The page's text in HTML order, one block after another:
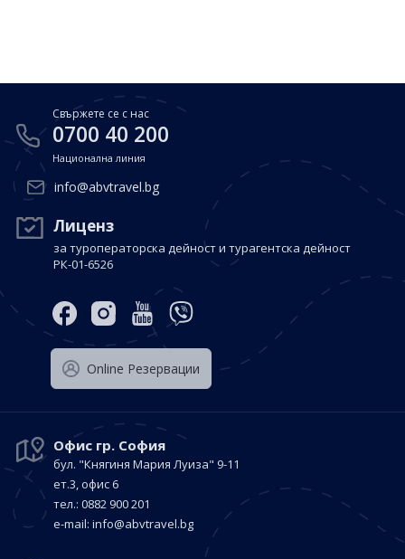
Почивки в Италия
Почивки в Доминиканска република
Почивки в Дубай
Почивка в Мексико
Политика за поверителност
Контакти
Вход за агенти
Свържете се с нас
0700 40 200
Свържете се с нас
0700 40 200
Национална линия
info@abvtravel.bg
Лиценз
за туроператорска дейност и турагентска дейност
РК-01-6526
Оnline Резервации
Офис гр. София
бул. "Княгиня Мария Луиза" 9-11
ет.3, офис 6
тел.: 0882 900 201
е-mail: info@abvtravel.bg